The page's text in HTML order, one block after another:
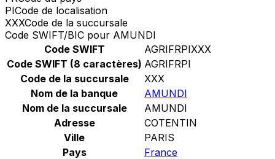
PICode de localisation
XXXCode de la succursale
Code SWIFT/BIC pour AMUNDI
Code SWIFT
AGRIFRPIXXX
Code SWIFT (8 caractères) AGRIFRPI
Code de la succursale
XXX
Nom de la banque
AMUNDI
Nom de la succursale
AMUNDI
Adresse
COTENTIN
Ville
PARIS
Pays
France